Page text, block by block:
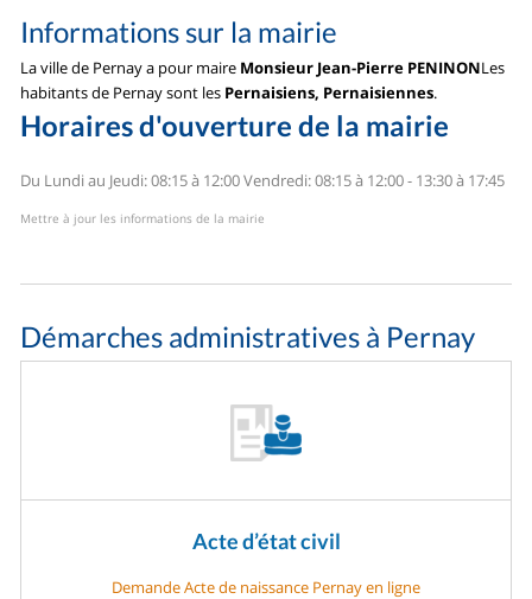
Informations sur la mairie
La ville de Pernay a pour maire Monsieur Jean-Pierre PENINONLes
habitants de Pernay sont les Pernaisiens, Pernaisiennes.
Horaires d'ouverture de la mairie
Du Lundi au Jeudi: 08:15 à 12:00Vendredi: 08:15 à 12:00 - 13:30 à 17:45
Mettre à jour les informations de la mairie
Démarches administratives à Pernay
Acte d’état civil
Demande Acte de naissance Pernay en ligne